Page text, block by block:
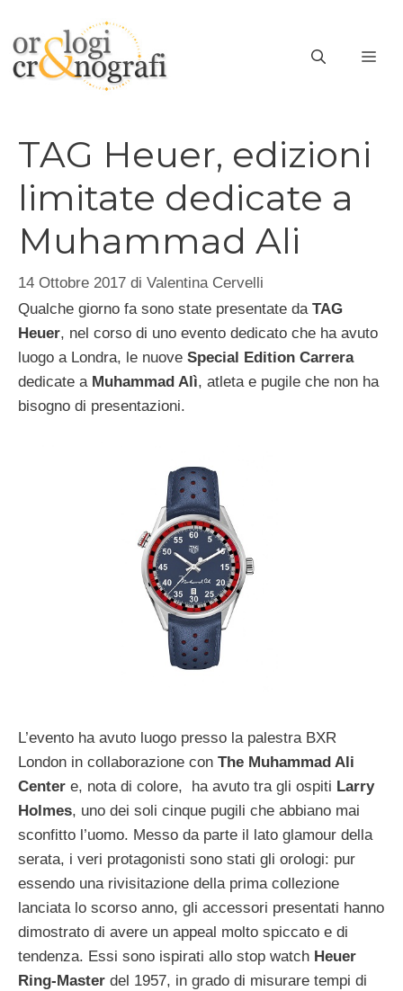
contenuto
TAG Heuer, edizioni
limitate dedicate a
Muhammad Ali
14 Ottobre 2017 di Valentina Cervelli
Qualche giorno fa sono state presentate da TAG
Heuer, nel corso di uno evento dedicato che ha avuto
luogo a Londra, le nuove Special Edition Carrera
dedicate a Muhammad Alì, atleta e pugile che non ha
bisogno di presentazioni.
L’evento ha avuto luogo presso la palestra BXR
London in collaborazione con The Muhammad Ali
Center e, nota di colore, ha avuto tra gli ospiti Larry
Holmes, uno dei soli cinque pugili che abbiano mai
sconfitto l’uomo. Messo da parte il lato glamour della
serata, i veri protagonisti sono stati gli orologi: pur
essendo una rivisitazione della prima collezione
lanciata lo scorso anno, gli accessori presentati hanno
dimostrato di avere un appeal molto spiccato e di
tendenza. Essi sono ispirati allo stop watch Heuer
Ring-Master del 1957, in grado di misurare tempi di